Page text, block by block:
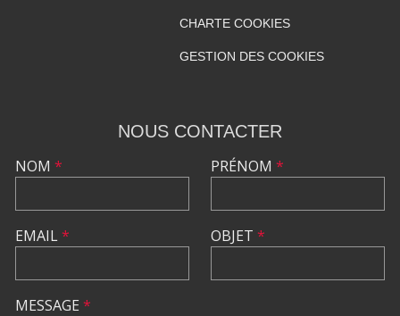
CHARTE COOKIES
GESTION DES COOKIES
NOUS CONTACTER
NOM *
EMAIL*
PRÉNOM *
OBJET *
MESSAGE *